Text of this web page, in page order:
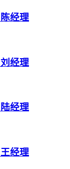
陈经理
刘经理
陆经理
王经理